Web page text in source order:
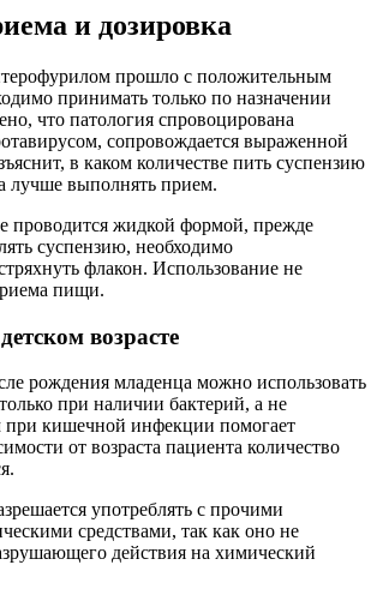
и дозировка
прошло с положительным
принимать только по назначении
что патология спровоцирована
сопровождается выраженной
в каком количестве пить суспензию
лучше выполнять прием.
проводится жидкой формой, прежде
суспензию, необходимо
флакон. Использование не
пищи.
возрасте
рождения младенца можно использовать
при наличии бактерий, а не
при кишечной инфекции помогает
от возраста пациента количество
употреблять с прочими
средствами, так как оно не
действия на химический